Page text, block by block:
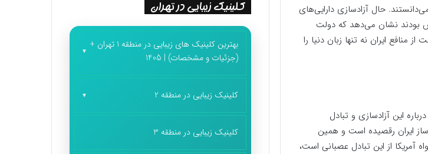
حال آزادسازی دارایی‌های
بودند نشان می‌دهد که دولت
ایران نه تنها زبان دنیا را
این آزادسازی و تبادل
ساز ایران رقصیده است و همین
آمریکا از این تبادل عصبانی است،
کلینیک زیبایی در تهران
بهترین کلینیک های زیبایی در منطقه 1 تهران +
(جزئیات و مشخصات) | 1405
کلینیک زیبایی در منطقه 2
کلینیک زیبایی در منطقه 3